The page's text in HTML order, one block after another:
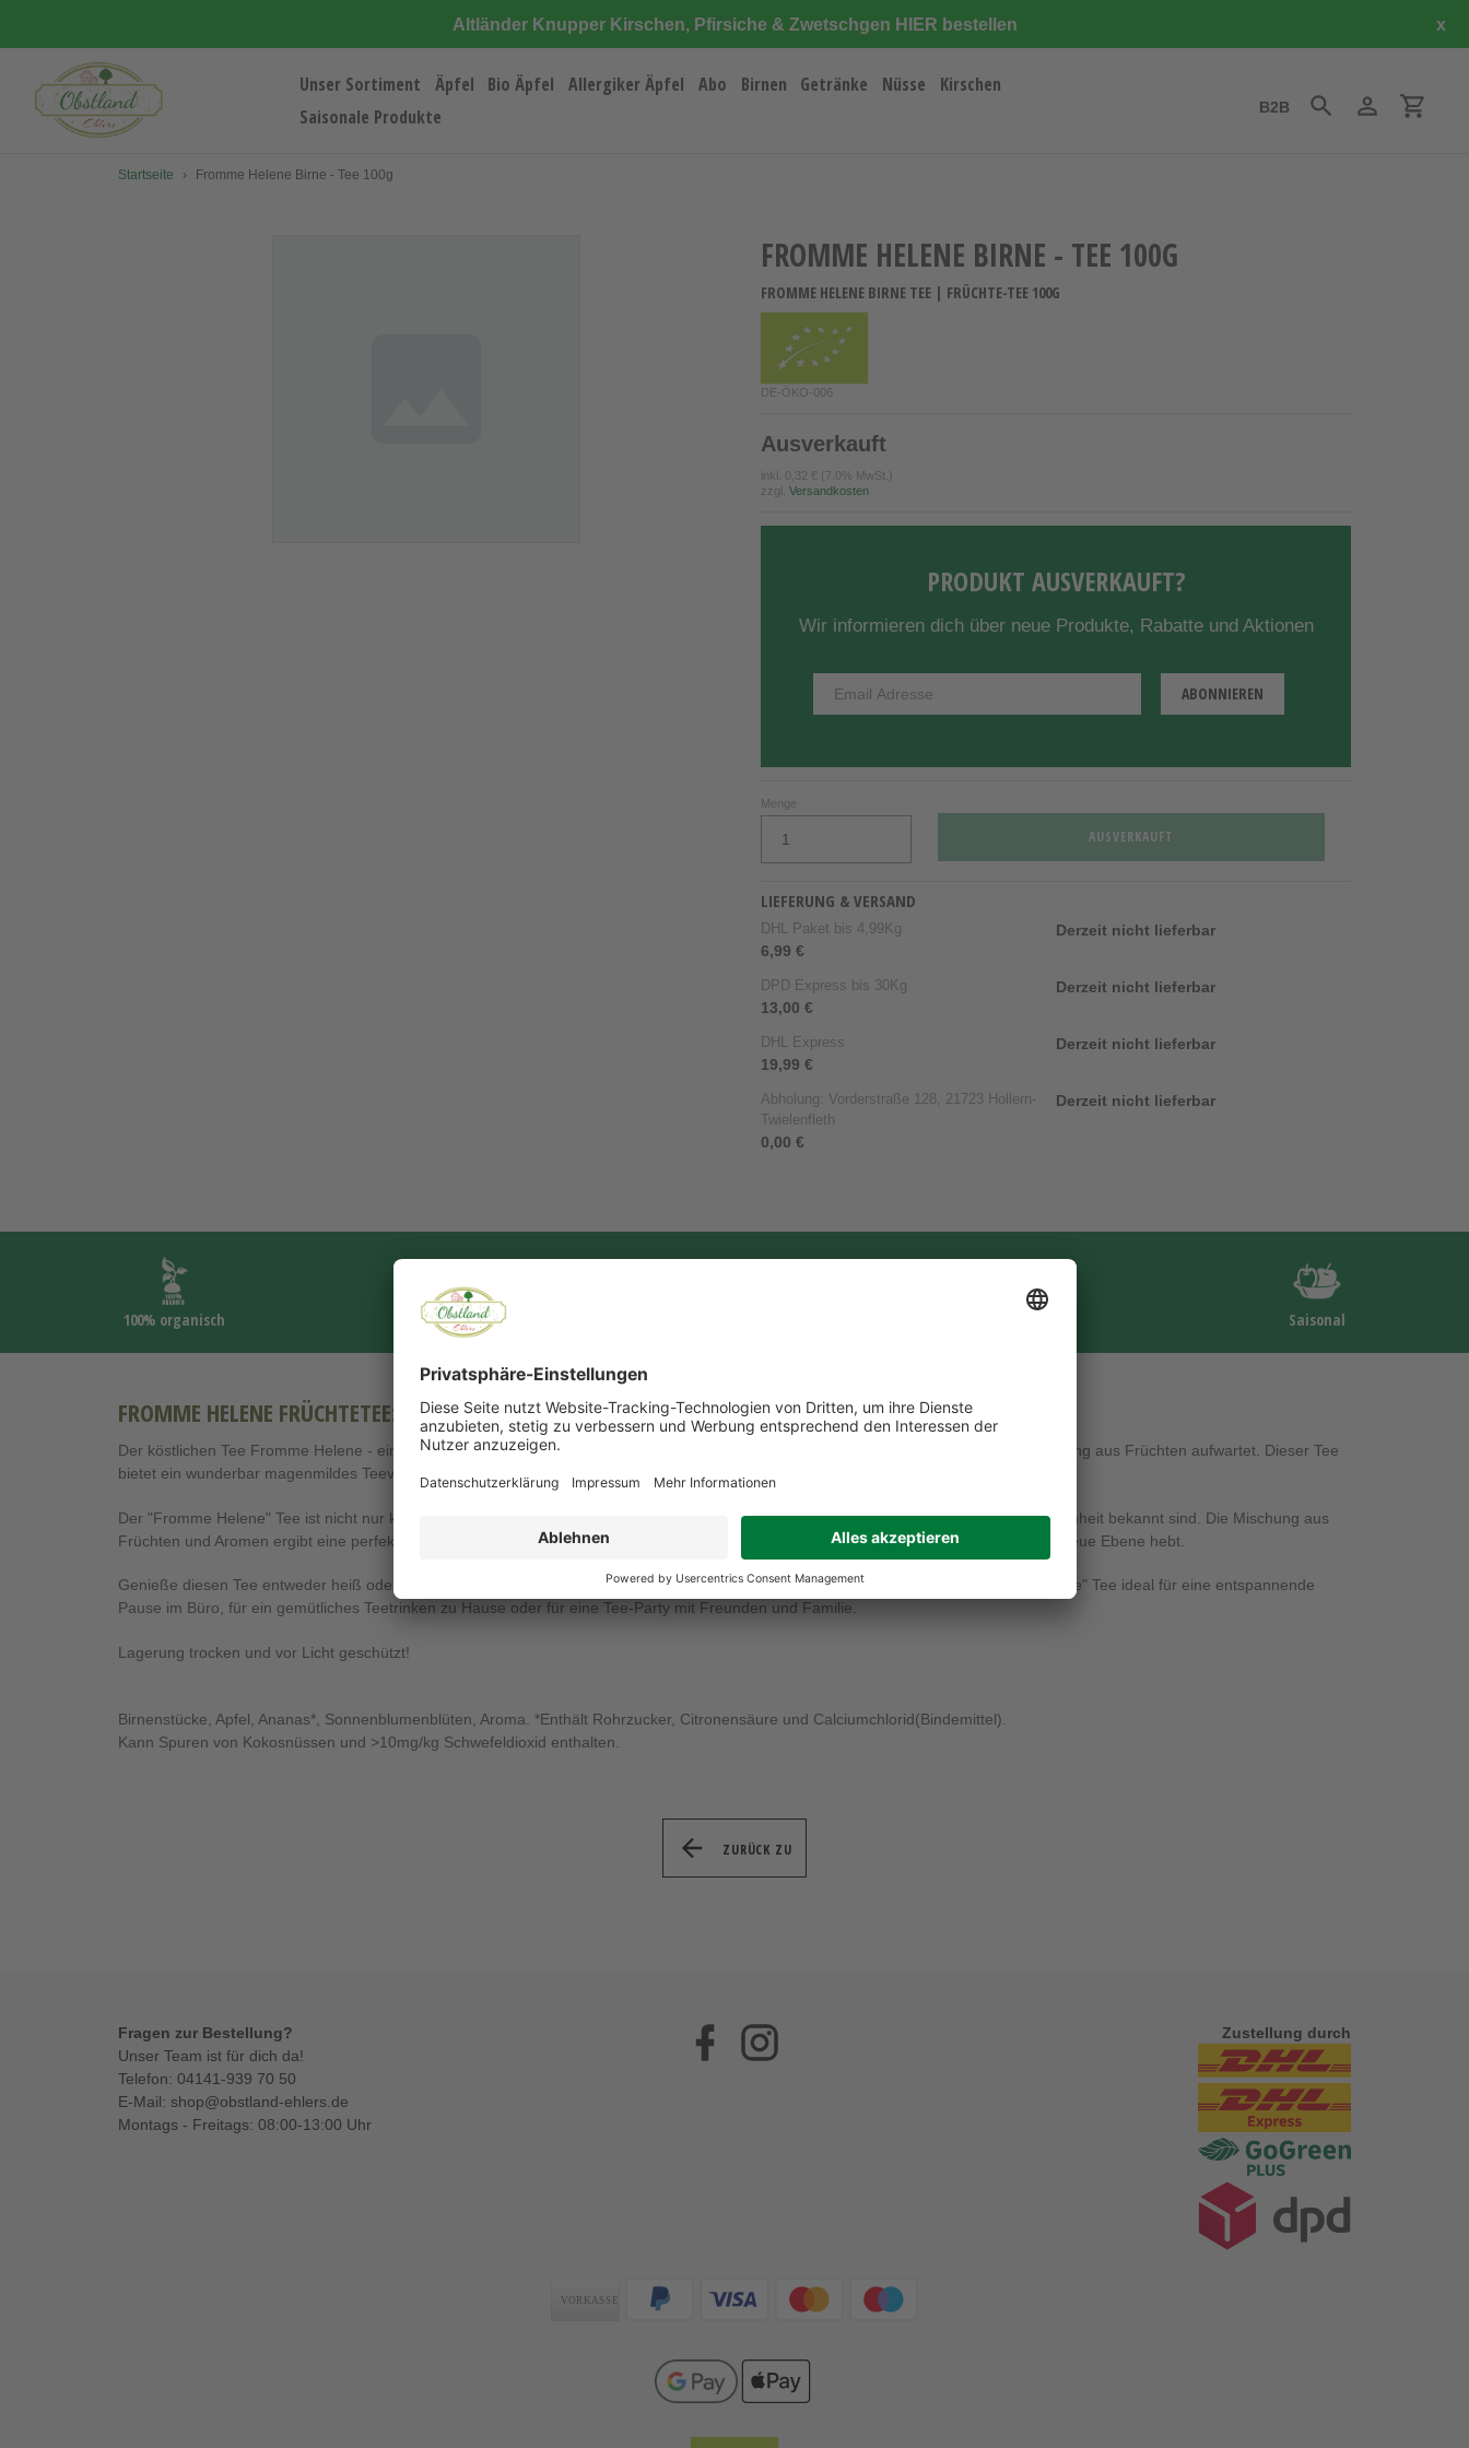
Altländer Knupper Kirschen, Pfirsiche & Zwetschgen HIER bestellen x
Unser Sortiment Äpfel Bio Äpfel Allergiker Äpfel Abo Birnen Getränke Nüsse
Kirschen
Saisonale Produkte
B2B SuchenEinloggen
Startseite › Fromme Helene Birne - Tee 100g
FROMME HELENE BIRNE - TEE 100G
FROMME HELENE BIRNE TEE | FRÜCHTE-TEE 100G
DE-ÖKO-006
Ausverkauft
inkl. 0,32 € (7.0% MwSt.)
zzgl. Versandkosten
PRODUKT AUSVERKAUFT?
Wir informieren dich über neue Produkte, Rabatte und Aktionen
Menge
AUSVERKAUFT
LIEFERUNG & VERSAND
DHL Paket bis 4,99Kg
6,99 €
Derzeit nicht lieferbar
DPD Express bis 30Kg
13,00 €
Derzeit nicht lieferbar
DHL Express
19,99 €
Derzeit nicht lieferbar
Abholung: Vorderstraße 128, 21723 Hollern-
Twielenfleth
0,00 €
Derzeit nicht lieferbar
100% organisch Saisonal
FROMME HELENE FRÜCHTETEE:
Der köstlichen Tee Fromme Helene - ein aromatisierter Früchtetee, der mit süßem, reifem Birnen-Geschmack und einer köstlichen Mischung aus Früchten aufwartet. Dieser Tee
bietet ein wunderbar magenmildes Teevergnügen für alle, die sich nach einer köstlichen Tasse Tee sehnen.
Der "Fromme Helene" Tee ist nicht nur köstlich, sondern auch mit hochwertigen Zutaten hergestellt, die für ihre natürliche Frische und Reinheit bekannt sind. Die Mischung aus
Früchten und Aromen ergibt eine perfekte Kombination für den Geschmackssinn, die das Aroma und den Geschmack des Tees auf eine neue Ebene hebt.
Genieße diesen Tee entweder heiß oder kalt, je nach Wunsch und Gelegenheit. Mit seiner feinen Geschmacksnote ist der "Fromme Helene" Tee ideal für eine entspannende
Pause im Büro, für ein gemütliches Teetrinken zu Hause oder für eine Tee-Party mit Freunden und Familie.
Lagerung trocken und vor Licht geschützt!
Birnenstücke, Apfel, Ananas*, Sonnenblumenblüten, Aroma. *Enthält Rohrzucker, Citronensäure und Calciumchlorid(Bindemittel).
Kann Spuren von Kokosnüssen und >10mg/kg Schwefeldioxid enthalten.
ZURÜCK ZU
Fragen zur Bestellung?
Unser Team ist für dich da!
Telefon: 04141-939 70 50
E-Mail: shop@obstland-ehlers.de
Montags - Freitags: 08:00-13:00 Uhr
Facebook Zustellung durch
Zahlungsarten